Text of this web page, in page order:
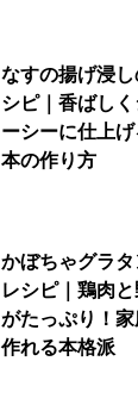
なすの揚げ浸し
シピ｜香ばしく
ーシーに仕上
本の作り方
かぼちゃグラ
レシピ｜鶏肉
がたっぷり！
作れる本格派